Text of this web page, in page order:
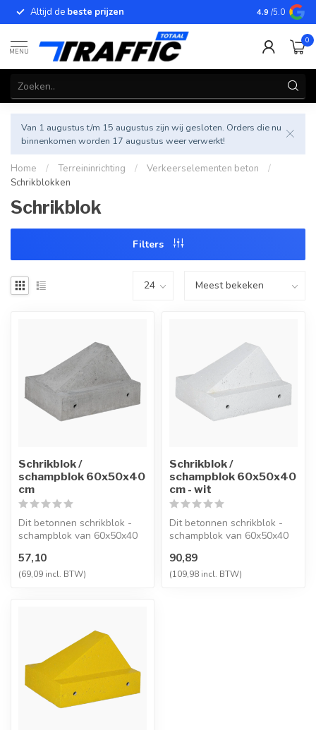
Altijd de beste prijzen Betrouwbare
4.9 /5.0
MENU
0
Van 1 augustus t/m 15 augustus zijn wij gesloten. Orders die nu
binnenkomen worden 17 augustus weer verwerkt!
Home / Terreininrichting / Verkeerselementen beton
/
Schrikblokken
Schrikblok
Filters
Schrikblok /
schampblok 60x50x40
cm
Dit betonnen schrikblok -
schampblok van 60x50x40
bescherming....
57,10
(69,09 incl. BTW)
Schrikblok /
schampblok 60x50x40
cm - wit
Dit betonnen schrikblok -
schampblok van 60x50x40
bescherming....
90,89
(109,98 incl. BTW)